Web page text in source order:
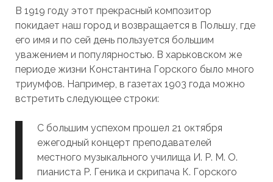
В 1919 году этот прекрасный композитор
покидает наш город и возвращается в Польшу, где
его имя и по сей день пользуется большим
уважением и популярностью. В харьковском же
периоде жизни Константина Горского было много
триумфов. Например, в газетах 1903 года можно
встретить следующее строки:
С большим успехом прошел 21 октября
ежегодный концерт преподавателей
местного музыкального училища И. Р. М. О.
пианиста Р. Геника и скрипача К. Горского